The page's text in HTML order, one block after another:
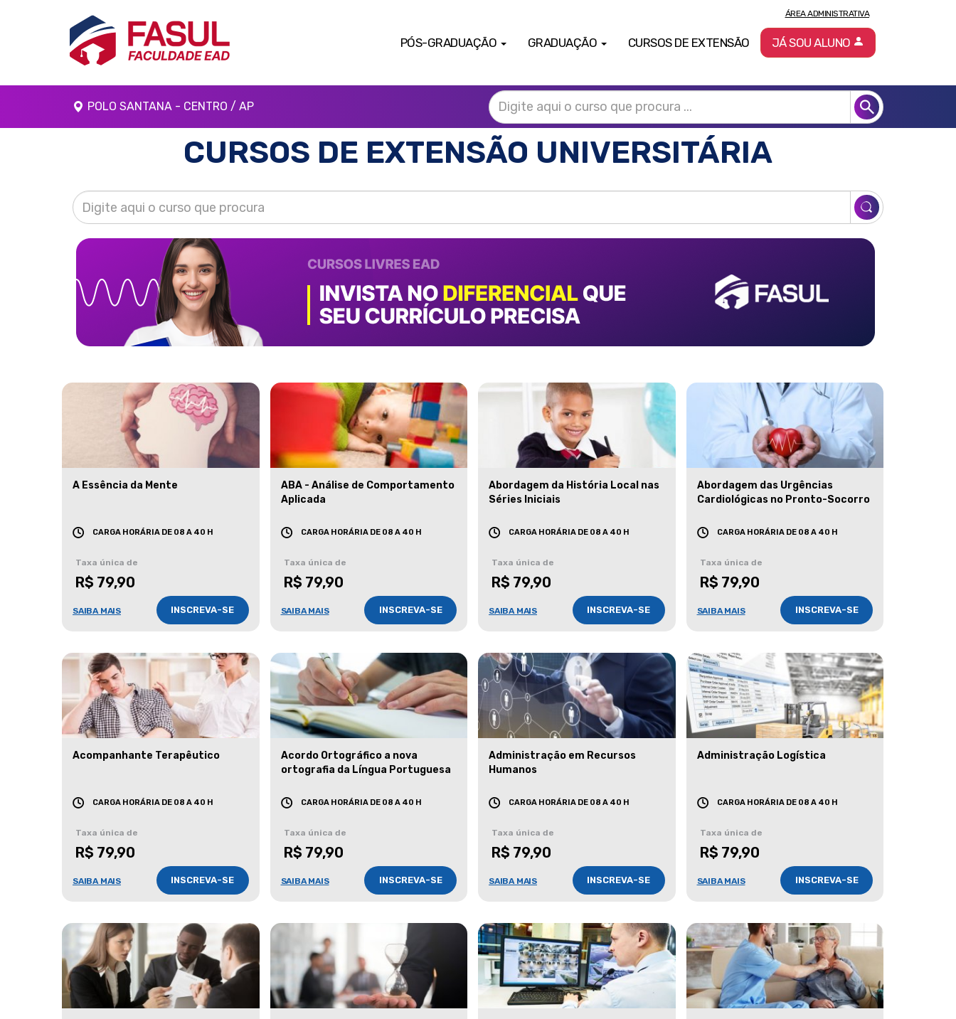
PÓS-GRADUAÇÃO GRADUAÇÃO CURSOS DE EXTENSÃO
ÁREA ADMINISTRATIVA
JÁ SOU ALUNO
POLO SANTANA - CENTRO / AP
CURSOS DE EXTENSÃO UNIVERSITÁRIA
A Essência da Mente
CARGA HORÁRIA DE 08 A 40 H
Taxa única de
R$ 79,90
SAIBA MAIS INSCREVA-SE
ABA - Análise de Comportamento
Aplicada
CARGA HORÁRIA DE 08 A 40 H
Taxa única de
R$ 79,90
SAIBA MAIS INSCREVA-SE
Abordagem da História Local nas
Séries Iniciais
CARGA HORÁRIA DE 08 A 40 H
Taxa única de
R$ 79,90
SAIBA MAIS INSCREVA-SE
Abordagem das Urgências
Cardiológicas no Pronto-Socorro
CARGA HORÁRIA DE 08 A 40 H
Taxa única de
R$ 79,90
SAIBA MAIS INSCREVA-SE
Acompanhante Terapêutico
CARGA HORÁRIA DE 08 A 40 H
Taxa única de
R$ 79,90
SAIBA MAIS INSCREVA-SE
Acordo Ortográfico a nova
ortografia da Língua Portuguesa
CARGA HORÁRIA DE 08 A 40 H
Taxa única de
R$ 79,90
SAIBA MAIS INSCREVA-SE
Administração em Recursos
Humanos
CARGA HORÁRIA DE 08 A 40 H
Taxa única de
R$ 79,90
SAIBA MAIS INSCREVA-SE
Administração Logística
CARGA HORÁRIA DE 08 A 40 H
Taxa única de
R$ 79,90
SAIBA MAIS INSCREVA-SE